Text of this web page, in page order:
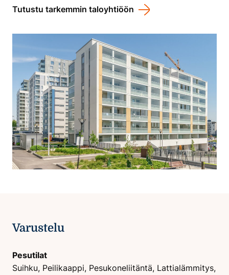
Tutustu tarkemmin taloyhtiöön
Varustelu
Pesutilat
Suihku, Peilikaappi, Pesukoneliitäntä, Lattialämmitys,